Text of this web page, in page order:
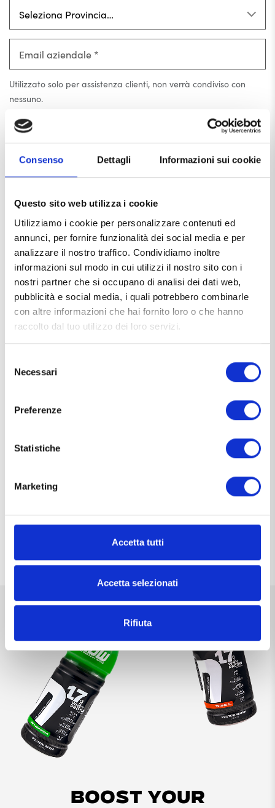
Consenso Dettagli Informazioni sui cookie
Questo sito web utilizza i cookie
Utilizziamo i cookie per personalizzare contenuti ed
annunci, per fornire funzionalità dei social media e per
analizzare il nostro traffico. Condividiamo inoltre
informazioni sul modo in cui utilizzi il nostro sito con i
nostri partner che si occupano di analisi dei dati web,
pubblicità e social media, i quali potrebbero combinarle
con altre informazioni che hai fornito loro o che hanno
raccolto dal tuo utilizzo dei loro servizi.
delNecessari
Preferenze
Statistiche
Marketing
Accetta tutti
Accetta selezionati
Rifiuta
Utilizzato solo per assistenza clienti, non verrà condiviso con
nessuno.
* Acconsento a che i miei dati personali vengano
utilizzati in accordo con la Privacye laCookie Policy
Autorizzo il trattamento dei miei dati personali per
FOR SUPERLATIVE
HUMAN
BOOST YOUR